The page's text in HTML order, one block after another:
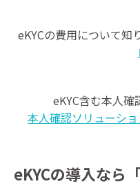
eKYCの費用について知
eKYC含む本人
本人確認ソリューシ
eKYCの導入なら